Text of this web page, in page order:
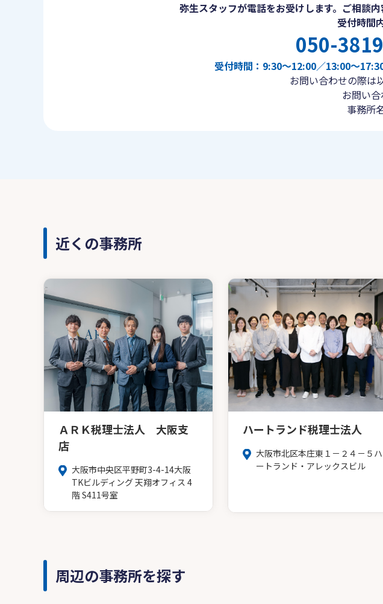
弥生スタッフが電話をお受けします。ご相談
受付時間
050-
受付時間：9:30〜12:00／13:00〜
お問い合わせの際は
お問い
事務所
近くの事務所
ＡＲＫ税理士法人 大阪支
店
大阪市中央区平野町3-4-14大阪
TKビルディング 天翔オフィス 4
階 S411号室
ハートランド税理士法人
大阪市北区本庄東１－２４－５ハ
ートランド・アレックスビル
周辺の事務所を探す